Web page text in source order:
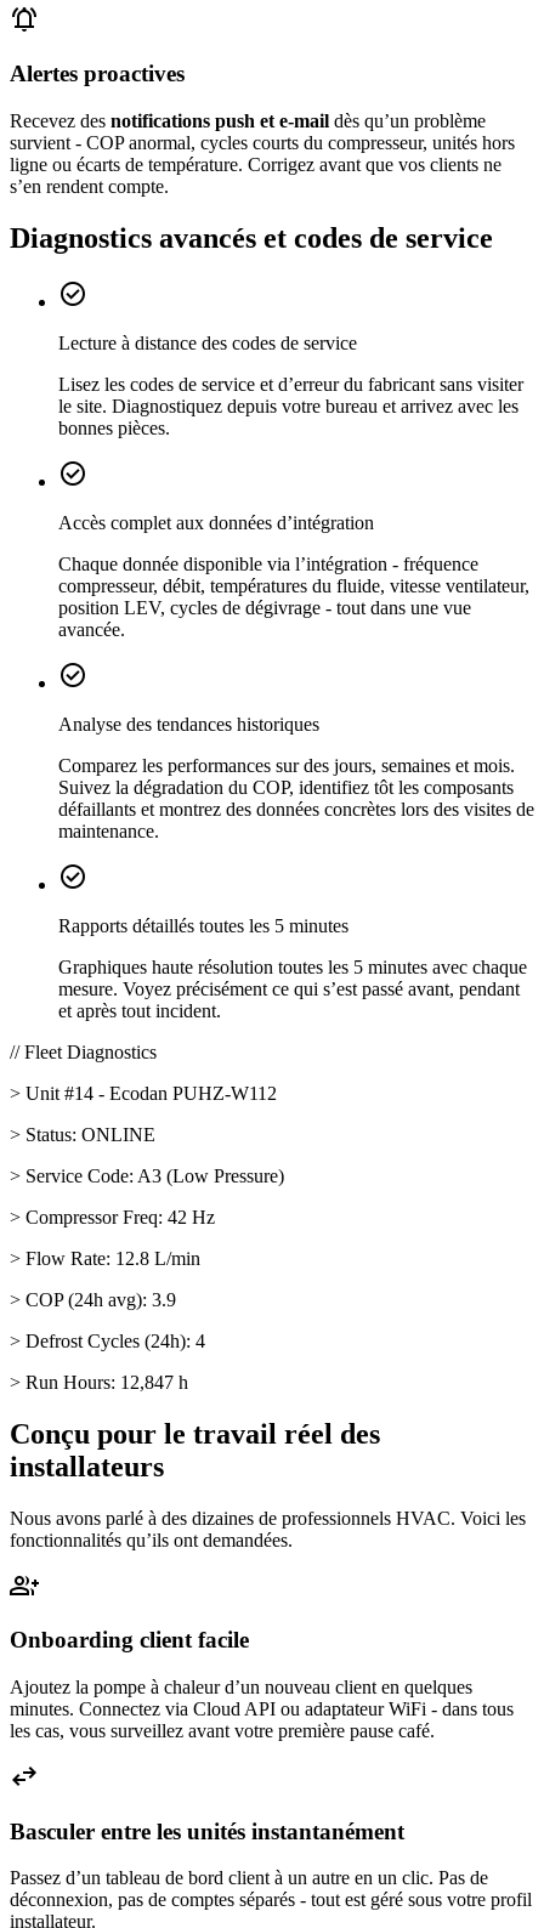
notifications_active
Alertes proactives
Recevez des notifications push et e-mail dès qu’un problème
survient - COP anormal, cycles courts du compresseur, unités hors
ligne ou écarts de température. Corrigez avant que vos clients ne
s’en rendent compte.
Diagnostics avancés et codes de service
check_circle
Lecture à distance des codes de service
Lisez les codes de service et d’erreur du fabricant sans visiter
le site. Diagnostiquez depuis votre bureau et arrivez avec les
bonnes pièces.
check_circle
Accès complet aux données d’intégration
Chaque donnée disponible via l’intégration - fréquence
compresseur, débit, températures du fluide, vitesse ventilateur,
position LEV, cycles de dégivrage - tout dans une vue
avancée.
check_circle
Analyse des tendances historiques
Comparez les performances sur des jours, semaines et mois.
Suivez la dégradation du COP, identifiez tôt les composants
défaillants et montrez des données concrètes lors des visites de
maintenance.
check_circle
Rapports détaillés toutes les 5 minutes
Graphiques haute résolution toutes les 5 minutes avec chaque
mesure. Voyez précisément ce qui s’est passé avant, pendant
et après tout incident.
// Fleet Diagnostics
> Unit #14 - Ecodan PUHZ-W112
> Status: ONLINE
> Service Code: A3 (Low Pressure)
> Compressor Freq: 42 Hz
> Flow Rate: 12.8 L/min
> COP (24h avg): 3.9
> Defrost Cycles (24h): 4
> Run Hours: 12,847 h
Conçu pour le travail réel des
installateurs
Nous avons parlé à des dizaines de professionnels HVAC. Voici les
fonctionnalités qu’ils ont demandées.
group_add
Onboarding client facile
Ajoutez la pompe à chaleur d’un nouveau client en quelques
minutes. Connectez via Cloud API ou adaptateur WiFi - dans tous
les cas, vous surveillez avant votre première pause café.
swap_horiz
Basculer entre les unités instantanément
Passez d’un tableau de bord client à un autre en un clic. Pas de
déconnexion, pas de comptes séparés - tout est géré sous votre profil
installateur.